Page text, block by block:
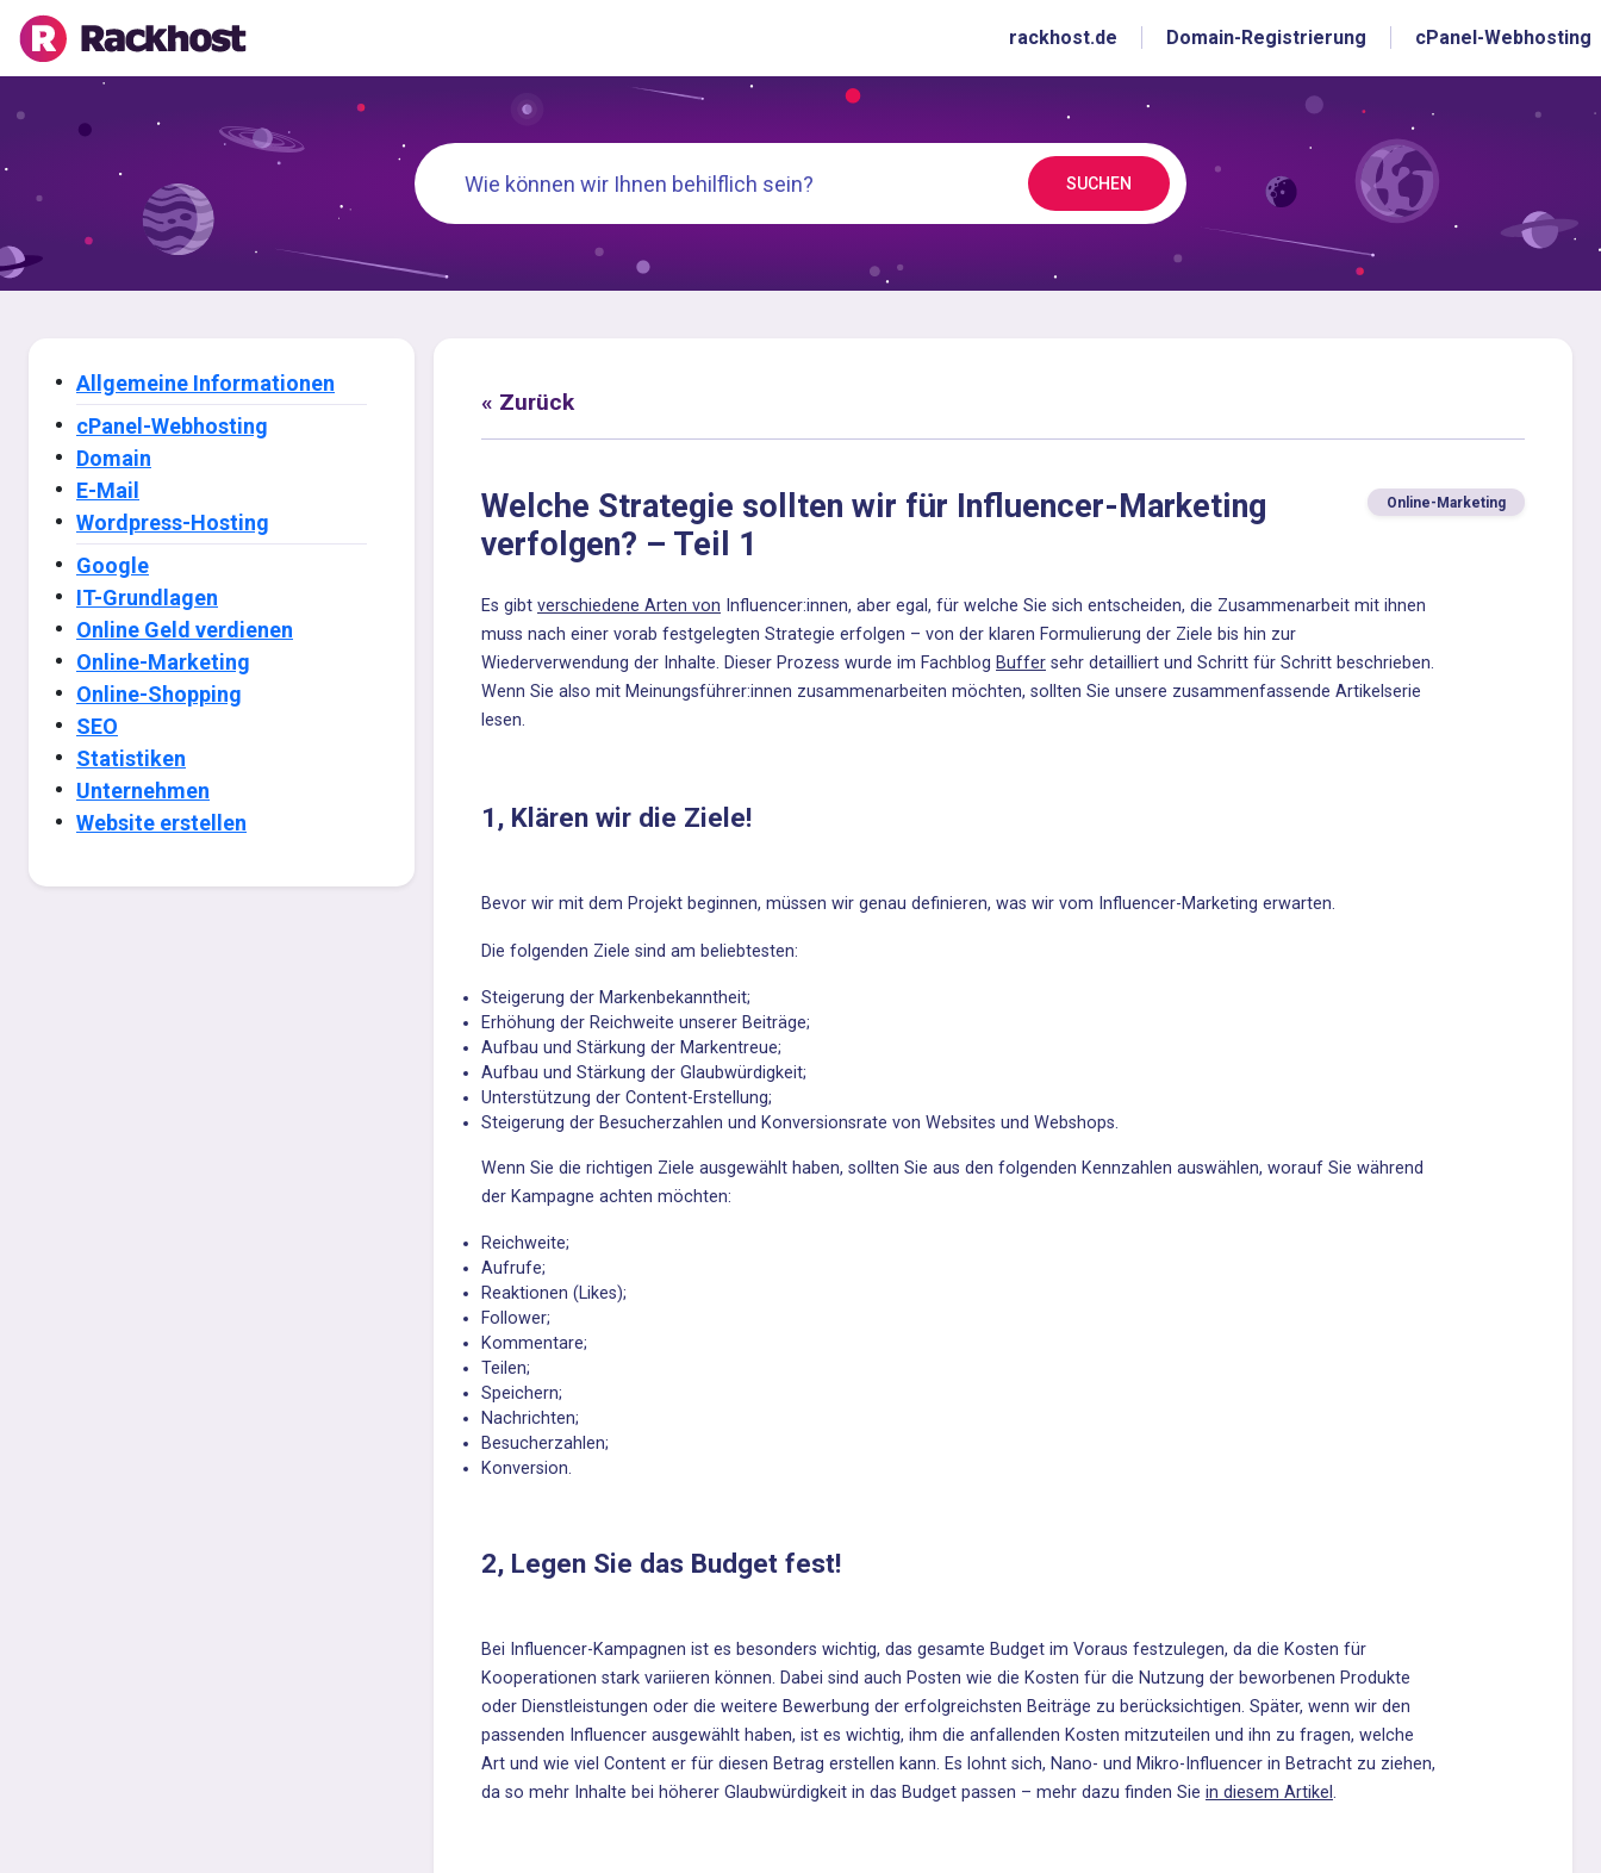
rackhost.de Domain-Registrierung cPanel-Webhosting
SUCHEN
Allgemeine Informationen
cPanel-Webhosting
Domain
E-Mail
Wordpress-Hosting
Google
IT-Grundlagen
Online Geld verdienen
Online-Marketing
Online-Shopping
SEO
Statistiken
Unternehmen
Website erstellen
« Zurück
Welche Strategie sollten wir für Influencer-Marketing
verfolgen? – Teil 1
Online-Marketing
Es gibt verschiedene Arten von Influencer:innen, aber egal, für welche Sie sich entscheiden, die Zusammenarbeit mit ihnen
muss nach einer vorab festgelegten Strategie erfolgen – von der klaren Formulierung der Ziele bis hin zur
Wiederverwendung der Inhalte. Dieser Prozess wurde im Fachblog Buffer sehr detailliert und Schritt für Schritt beschrieben.
Wenn Sie also mit Meinungsführer:innen zusammenarbeiten möchten, sollten Sie unsere zusammenfassende Artikelserie
lesen.
1, Klären wir die Ziele!
Bevor wir mit dem Projekt beginnen, müssen wir genau definieren, was wir vom Influencer-Marketing erwarten.
Die folgenden Ziele sind am beliebtesten:
Steigerung der Markenbekanntheit;
Erhöhung der Reichweite unserer Beiträge;
Aufbau und Stärkung der Markentreue;
Aufbau und Stärkung der Glaubwürdigkeit;
Unterstützung der Content-Erstellung;
Steigerung der Besucherzahlen und Konversionsrate von Websites und Webshops.
Wenn Sie die richtigen Ziele ausgewählt haben, sollten Sie aus den folgenden Kennzahlen auswählen, worauf Sie während
der Kampagne achten möchten:
Reichweite;
Aufrufe;
Reaktionen (Likes);
Follower;
Kommentare;
Teilen;
Speichern;
Nachrichten;
Besucherzahlen;
Konversion.
2, Legen Sie das Budget fest!
Bei Influencer-Kampagnen ist es besonders wichtig, das gesamte Budget im Voraus festzulegen, da die Kosten für
Kooperationen stark variieren können. Dabei sind auch Posten wie die Kosten für die Nutzung der beworbenen Produkte
oder Dienstleistungen oder die weitere Bewerbung der erfolgreichsten Beiträge zu berücksichtigen. Später, wenn wir den
passenden Influencer ausgewählt haben, ist es wichtig, ihm die anfallenden Kosten mitzuteilen und ihn zu fragen, welche
Art und wie viel Content er für diesen Betrag erstellen kann. Es lohnt sich, Nano- und Mikro-Influencer in Betracht zu ziehen,
da so mehr Inhalte bei höherer Glaubwürdigkeit in das Budget passen – mehr dazu finden Sie in diesem Artikel .